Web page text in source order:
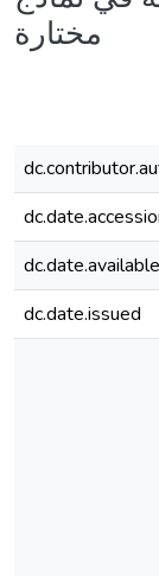
مختارة
dc.date.available
dc.date.issued